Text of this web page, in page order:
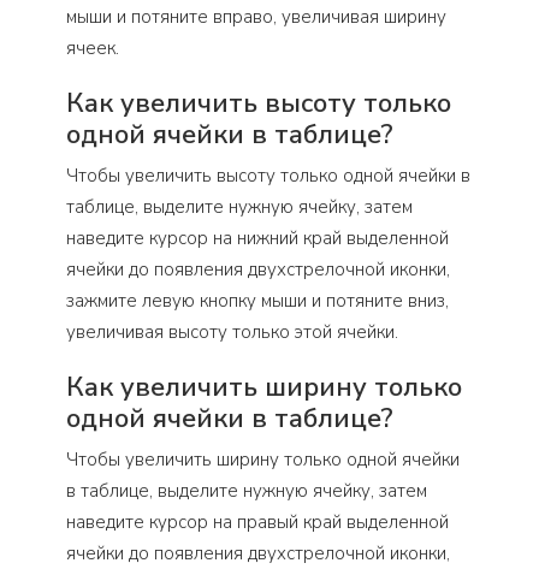
мыши и потяните вправо, увеличивая ширину
ячеек.
Как увеличить высоту только
одной ячейки в таблице?
Чтобы увеличить высоту только одной ячейки в
таблице, выделите нужную ячейку, затем
наведите курсор на нижний край выделенной
ячейки до появления двухстрелочной иконки,
зажмите левую кнопку мыши и потяните вниз,
увеличивая высоту только этой ячейки.
Как увеличить ширину только
одной ячейки в таблице?
Чтобы увеличить ширину только одной ячейки
в таблице, выделите нужную ячейку, затем
наведите курсор на правый край выделенной
ячейки до появления двухстрелочной иконки,